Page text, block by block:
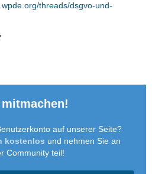
threads/dsgvo-und-
auf unserer Seite?
kostenlos und nehmen Sie an
Community teil!